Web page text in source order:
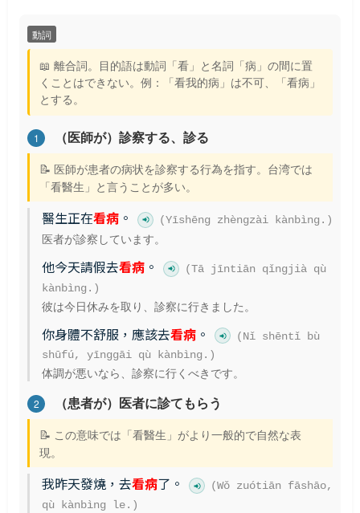
動詞
📖 離合詞。目的語は動詞「看」と名詞「病」の間に置
くことはできない。例：「看我的病」は不可、「看病」
とする。
1 （医師が）診察する、診る
📝 医師が患者の病状を診察する行為を指す。台湾では
「看醫生」と言うことが多い。
醫生正在看病 。 (Yīshēng zhèngzài kànbìng.)
医者が診察しています。
他今天請假去看病 。
(Tā jīntiān qǐngjià qù
kànbìng.)
彼は今日休みを取り、診察に行きました。
你身體不舒服，應該去看病 。
(Nǐ shēntǐ bù
shūfú, yīnggāi qù kànbìng.)
体調が悪いなら、診察に行くべきです。
2 （患者が）医者に診てもらう
📝 この意味では「看醫生」がより一般的で自然な表
現。
我昨天發燒，去看病了。
(Wǒ zuótiān fāshāo,
qù kànbìng le.)